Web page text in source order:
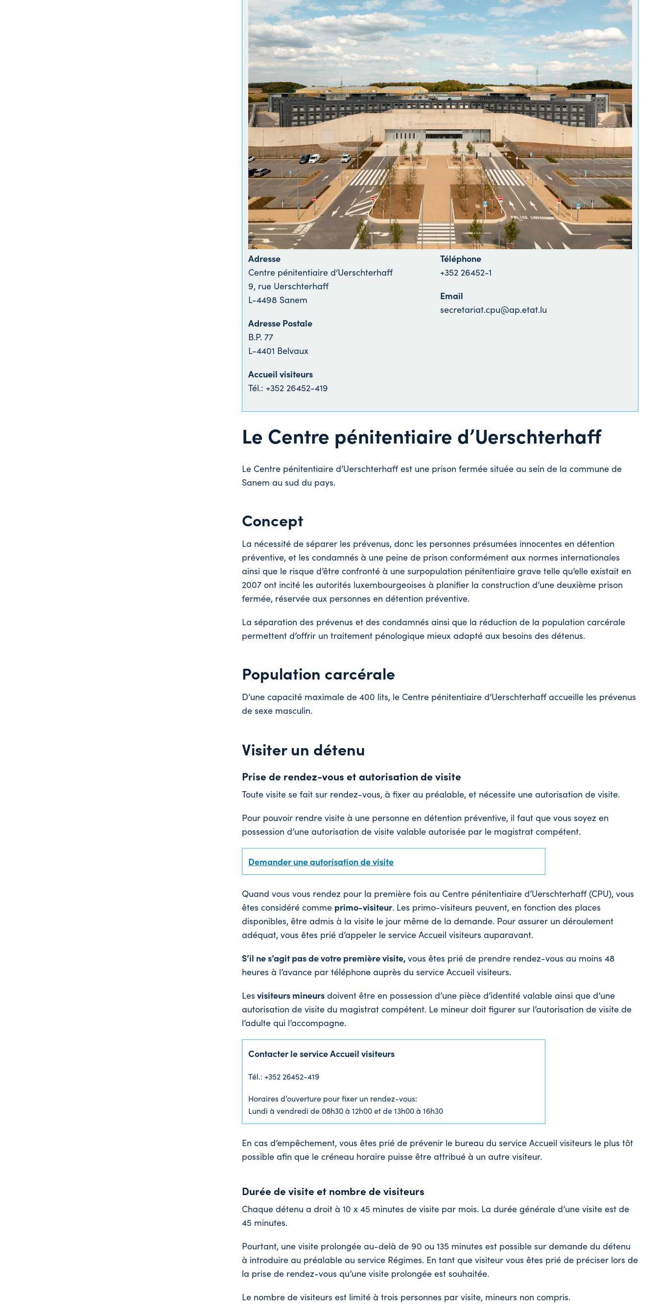
Adresse
Centre pénitentiaire d‘Uerschterhaff
9, rue Uerschterhaff
L-4498 Sanem
Adresse Postale
B.P. 77
L-4401 Belvaux
Accueil visiteurs
Tél.: +352 26452-419
Téléphone
+352 26452-1
Email
secretariat.cpu@ap.etat.lu
Le Centre pénitentiaire d’Uerschterhaff
Le Centre pénitentiaire d’Uerschterhaff est une prison fermée située au sein de la commune de
Sanem au sud du pays.
Concept
La nécessité de séparer les prévenus, donc les personnes présumées innocentesen détention
préventive, et les condamnés à une peine de prison conformément aux normes internationales
ainsi que le risque d’être confronté à une surpopulation pénitentiaire grave telle qu’elle existait en
2007 ont incité les autorités luxembourgeoises à planifier la construction d’une deuxième prison
fermée, réservée aux personnes en détention préventive.
La séparation des prévenus et des condamnés ainsi que la réduction de la population carcérale
permettent d’offrir un traitement pénologique mieux adapté aux besoins des détenus.
Population carcérale
D’une capacité maximale de 400 lits, le Centre pénitentiaire d’Uerschterhaff accueille les prévenus
de sexe masculin.
Visiter un détenu
Prise de rendez-vous et autorisation de visite
Toute visite se fait sur rendez-vous, à fixer au préalable, et nécessite une autorisation de visite.
Pour pouvoir rendre visite à une personne en détention préventive, il faut que vous soyez en
possession d’une autorisation de visite valable autorisée par le magistrat compétent.
Demander une autorisation de visite
Quand vous vous rendez pour la première fois au Centre pénitentiaire d’Uerschterhaff (CPU), vous
êtes considéré comme primo-visiteur. Les primo-visiteurs peuvent, en fonction des places
disponibles, être admis à la visite le jour même de la demande. Pour assurer un déroulement
adéquat, vous êtes prié d’appeler le service Accueil visiteurs auparavant.
S’il ne s’agit pas de votre première visite,vous êtes prié de prendre rendez-vous au moins 48
heures à l’avance par téléphone auprès du service Accueil visiteurs.
Les visiteurs mineurs doivent être en possession d’une pièce d’identité valable ainsi que d’une
autorisation de visite du magistrat compétent. Le mineur doit figurer sur l’autorisation de visite de
l’adulte qui l’accompagne.
Contacter le service Accueil visiteurs
Tél.: +352 26452-419
Horaires d’ouverture pour fixer un rendez-vous:
Lundi à vendredi de 08h30 à 12h00 et de 13h00 à 16h30
En cas d’empêchement, vous êtes prié de prévenir le bureau du service Accueil visiteurs le plus tôt
possible afin que le créneau horaire puisse être attribué à un autre visiteur.
Durée de visite et nombre de visiteurs
Chaque détenu a droit à 10 x 45 minutes de visite par mois. La durée générale d’une visite est de
45 minutes.
Pourtant, une visite prolongée au-delà de 90 ou 135 minutes est possible sur demande du détenu
à introduire au préalable au service Régimes. En tant que visiteur vous êtes prié de préciser lors de
la prise de rendez-vous qu’une visite prolongée est souhaitée.
Le nombre de visiteurs est limité à trois personnes par visite, mineurs non compris.